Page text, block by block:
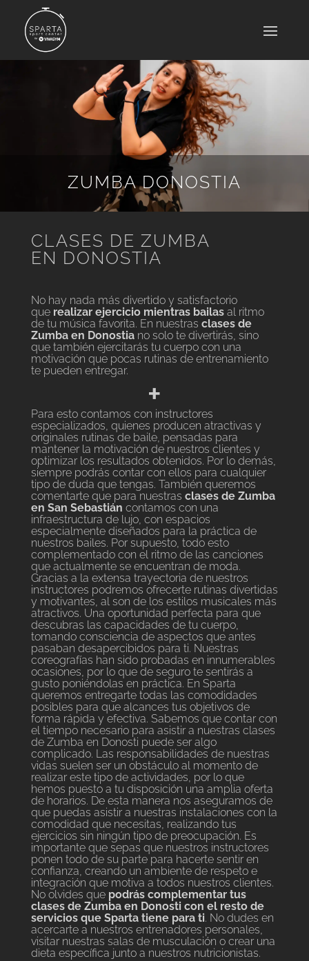
ZUMBA DONOSTIA
CLASES DE ZUMBA
EN DONOSTIA
No hay nada más divertido y satisfactorio
que realizar ejercicio mientras bailasal ritmo
de tu música favorita. En nuestras clases de
Zumba en Donostiano solo te divertirás, sino
que también ejercitarás tu cuerpo con una
motivación que pocas rutinas de entrenamiento
te pueden entregar.
+
Para esto contamos con instructores
especializados, quienes producen atractivas y
originales rutinas de baile, pensadas para
mantener la motivación de nuestros clientes y
optimizar los resultados obtenidos. Por lo demás,
siempre podrás contar con ellos para cualquier
tipo de duda que tengas. También queremos
comentarte que para nuestras clases de Zumba
en San Sebastián contamos con una
infraestructura de lujo, con espacios
especialmente diseñados para la práctica de
nuestros bailes. Por supuesto, todo esto
complementado con el ritmo de las canciones
que actualmente se encuentran de moda.
Gracias a la extensa trayectoria de nuestros
instructores podremos ofrecerte rutinas divertidas
y motivantes, al son de los estilos musicales más
atractivos. Una oportunidad perfecta para que
descubras las capacidades de tu cuerpo,
tomando consciencia de aspectos que antes
pasaban desapercibidos para ti. Nuestras
coreografías han sido probadas en innumerables
ocasiones, por lo que de seguro te sentirás a
gusto poniéndolas en práctica. En Sparta
queremos entregarte todas las comodidades
posibles para que alcances tus objetivos de
forma rápida y efectiva. Sabemos que contar con
el tiempo necesario para asistir a nuestras clases
de Zumba en Donosti puede ser algo
complicado. Las responsabilidades de nuestras
vidas suelen ser un obstáculo al momento de
realizar este tipo de actividades, por lo que
hemos puesto a tu disposición una amplia oferta
de horarios. De esta manera nos aseguramos de
que puedas asistir a nuestras instalaciones con la
comodidad que necesitas, realizando tus
ejercicios sin ningún tipo de preocupación. Es
importante que sepas que nuestros instructores
ponen todo de su parte para hacerte sentir en
confianza, creando un ambiente de respeto e
integración que motiva a todos nuestros clientes.
No olvides que podrás complementar tus
clases de Zumba en Donosti con el resto de
servicios que Sparta tiene para ti. No dudes en
acercarte a nuestros entrenadores personales,
visitar nuestras salas de musculación o crear una
dieta específica junto a nuestros nutricionistas.